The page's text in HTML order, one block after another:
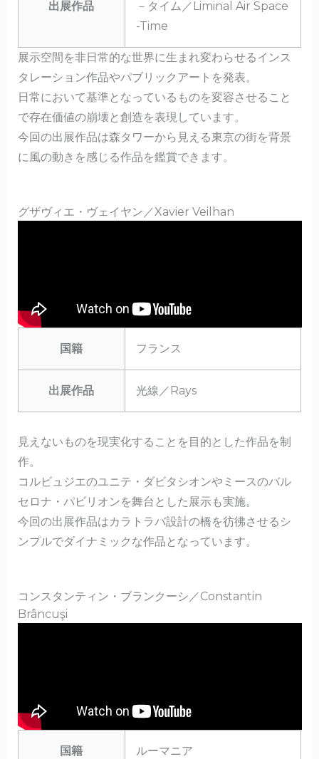
出展作品
－タイム／Liminal Air Space
-Time
展示空間を非日常的な世界に生まれ変わらせるインス
タレーション作品やパブリックアートを発表。
日常において基準となっているものを変容させること
で存在価値の崩壊と創造を表現しています。
今回の出展作品は森タワーから見える東京の街を背景
に風の動きを感じる作品を鑑賞できます。
グザヴィエ・ヴェイヤン／Xavier Veilhan
国籍 フランス
出展作品 光線／Rays
見えないものを現実化することを目的とした作品を制
作。
コルビュジエのユニテ・ダビタシオンやミースのバル
セロナ・パビリオンを舞台とした展示も実施。
今回の出展作品はカラトラバ設計の橋を彷彿させるシ
ンプルでダイナミックな作品となっています。
コンスタンティン・ブランクーシ／Constantin
Brâncuşi
国籍 ルーマニア